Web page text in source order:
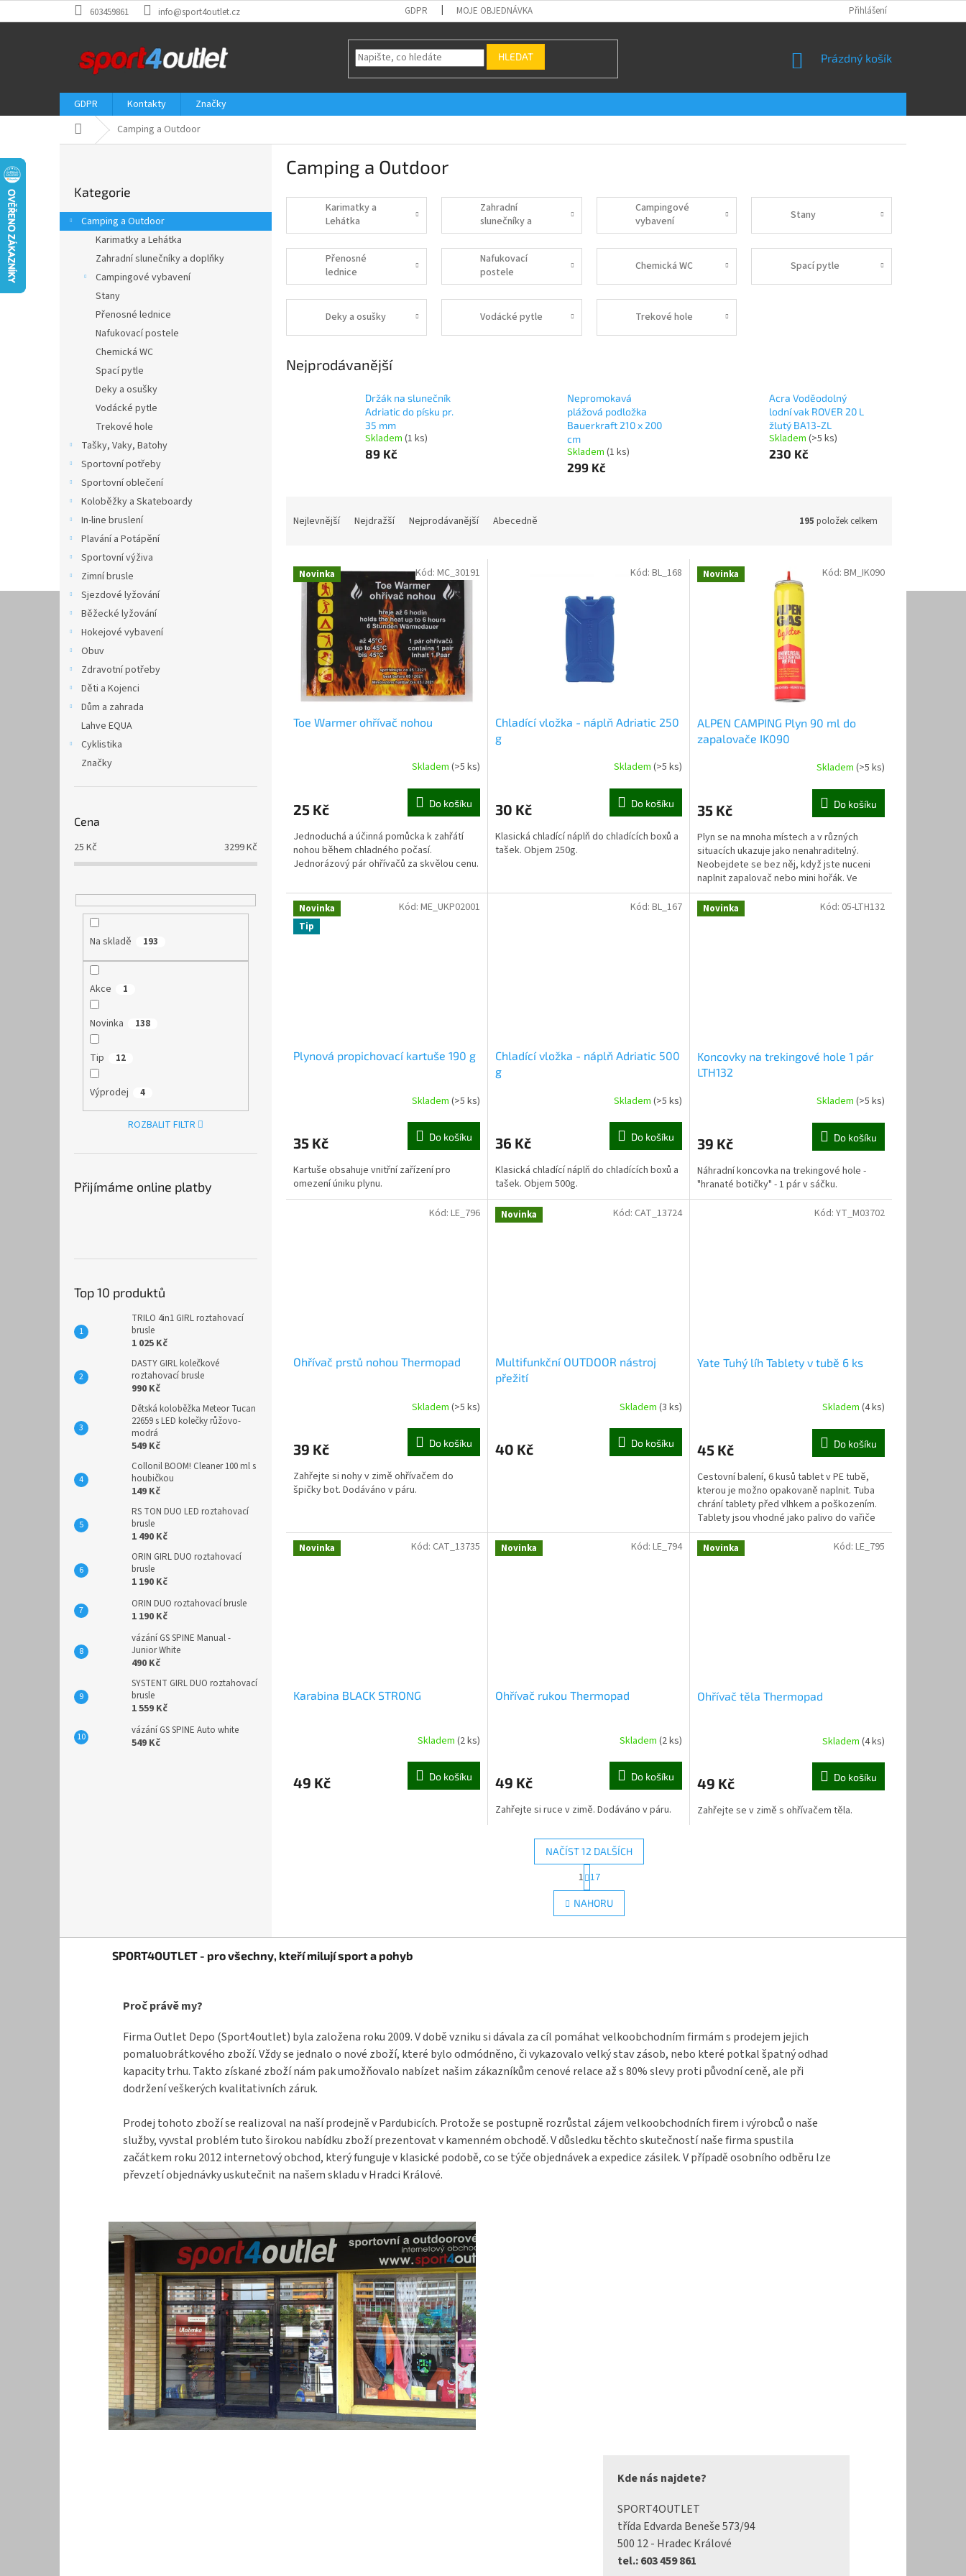
na
603459861 info@sport4outlet.cz GDPR MOJE OBJEDNÁVKA Přihlášení
HLEDAT
NÁKUPNÍ
Prázdný košík
GDPR Kontakty
Značky
Domů Camping a Outdoor
r
a
kategorie
Kategorie
Camping a Outdoor
Karimatky a Lehátka
Zahradní slunečníky a doplňky
Campingové vybavení
Stany
Přenosné lednice
Nafukovací postele
Chemická WC
Spací pytle
Deky a osušky
Vodácké pytle
Trekové hole
Tašky, Vaky, Batohy
Sportovní potřeby
Sportovní oblečení
Koloběžky a Skateboardy
In-line bruslení
Plavání a Potápění
Sportovní výživa
Zimní brusle
Sjezdové lyžování
Běžecké lyžování
Hokejové vybavení
Obuv
Zdravotní potřeby
Děti a Kojenci
Dům a zahrada
Lahve EQUA
Cyklistika
Značky
Cena
25 Kč 3299Kč
Na skladě 193
Akce 1
Novinka 138
Tip 12
Výprodej 4
ROZBALIT FILTR
Přijímáme online platby
Top 10 produktů
TRILO 4in1 GIRL roztahovací
brusle
1 025 Kč
DASTY GIRL kolečkové
roztahovací brusle
990 Kč
Dětská koloběžka Meteor Tucan
22659 s LED kolečky růžovo-
modrá
549 Kč
Collonil BOOM! Cleaner 100 ml s
houbičkou
149 Kč
RS TON DUO LED roztahovací
brusle
1 490 Kč
ORIN GIRL DUO roztahovací
brusle
1 190 Kč
ORIN DUO roztahovací brusle
1 190 Kč
vázání GS SPINE Manual -
Junior White
490 Kč
SYSTENT GIRL DUO roztahovací
brusle
1 559 Kč
vázání GS SPINE Auto white
549 Kč
Camping a Outdoor
Karimatky a
Lehátka
Zahradní
slunečníky a
doplňky
Campingové
vybavení
Stany
Přenosné
lednice
Nafukovací
postele
Chemická WC Spací pytle
Deky a osušky Vodácké pytle Trekové hole
Nejprodávanější
Držák na slunečník
Adriatic do písku pr.
35 mm
Skladem (1 ks)
89 Kč
Nepromokavá
plážová podložka
Bauerkraft 210 x 200
cm
Skladem (1 ks)
299 Kč
Acra Voděodolný
lodní vak ROVER 20 L
žlutý BA13-ZL
Skladem (>5 ks)
230 Kč
n
Nejlevnější Nejdražší Nejprodávanější Abecedně 195 položek celkem
V Novinka
Toe Warmer ohřívač nohou
Skladem (>5 ks)
25 Kč Do košíku
Jednoduchá a účinná pomůcka k zahřátí
nohou během chladného počasí.
Jednorázový pár ohřívačů za skvělou cenu.
Kód: MC_30191
Chladící vložka - náplň Adriatic 250
g
Skladem (>5 ks)
30 Kč Do košíku
Klasická chladící náplň do chladících boxů a
tašek. Objem 250g.
Kód: BL_168 Novinka
ALPEN CAMPING Plyn 90 ml do
zapalovače IK090
Skladem (>5 ks)
35 Kč Do košíku
Plyn se na mnoha místech a v různých
situacích ukazuje jako nenahraditelný.
Neobejdete se bez něj, když jste nuceni
naplnit zapalovač nebo mini hořák. Ve
většině domácností,...
Kód: BM_IK090
Novinka
Tip
Plynová propichovací kartuše 190 g
Skladem (>5 ks)
35 Kč Do košíku
Kartuše obsahuje vnitřní zařízení pro
omezení úniku plynu.
Kód: ME_UKP02001
Chladící vložka - náplň Adriatic 500
g
Skladem (>5 ks)
36 Kč Do košíku
Klasická chladící náplň do chladících boxů a
tašek. Objem 500g.
Kód: BL_167 Novinka
Koncovky na trekingové hole 1 pár
LTH132
Skladem (>5 ks)
39 Kč Do košíku
Náhradní koncovka na trekingové hole -
"hranaté botičky" - 1 pár v sáčku.
Kód: 05-LTH132
Ohřívač prstů nohou Thermopad
Skladem (>5 ks)
39 Kč Do košíku
Zahřejte si nohy v zimě ohřívačem do
špičky bot. Dodáváno v páru.
Kód: LE_796 Novinka
Multifunkční OUTDOOR nástroj
přežití
Skladem (3 ks)
40 Kč Do košíku
Kód: CAT_13724
Yate Tuhý líh Tablety v tubě 6 ks
Skladem (4 ks)
45 Kč Do košíku
Cestovní balení, 6 kusů tablet v PE tubě,
kterou je možno opakovaně naplnit. Tuba
chrání tablety před vlhkem a poškozením.
Tablety jsou vhodné jako palivo do vařiče
na tuhý...
Kód: YT_M03702
Novinka
Karabina BLACK STRONG
Skladem (2 ks)
49 Kč Do košíku
Kód: CAT_13735 Novinka
Ohřívač rukou Thermopad
Skladem (2 ks)
49 Kč Do košíku
Zahřejte si ruce v zimě. Dodáváno v páru.
Kód: LE_794 Novinka
Ohřívač těla Thermopad
Skladem (4 ks)
49 Kč Do košíku
Zahřejte se v zimě s ohřívačem těla.
Kód: LE_795
O
v
l
d
k
v
ý
s
u
NAČÍST 12 DALŠÍCH
t
r
á
n
1 17
NAHORU
SPORT4OUTLET - pro všechny, kteří milují sport a pohyb
Proč právě my?
Firma Outlet Depo (Sport4outlet) byla založena roku 2009. V době vzniku si dávala za cíl pomáhat velkoobchodním firmám s prodejem jejich
pomaluobrátkového zboží. Vždy se jednalo o nové zboží, které bylo odmódněno, či vykazovalo velký stav zásob, nebo které potkal špatný odhad
kapacity trhu. Takto získané zboží nám pak umožňovalo nabízet našim zákazníkům cenové relace až s 80% slevy proti původní ceně, ale při
dodržení veškerých kvalitativních záruk.
Prodej tohoto zboží se realizoval na naší prodejně v Pardubicích. Protože se postupně rozrůstal zájem velkoobchodních firem i výrobců o naše
služby, vyvstal problém tuto širokou nabídku zboží prezentovat v kamenném obchodě. V důsledku těchto skutečností naše firma spustila
začátkem roku 2012 internetový obchod, který funguje v klasické podobě, co se týče objednávek a expedice zásilek. V případě osobního odběru lze
převzetí objednávky uskutečnit na našem skladu v Hradci Králové.
Kde nás najdete?
SPORT4OUTLET
třída Edvarda Beneše 573/94
500 12 - Hradec Králové
tel.: 603 459 861